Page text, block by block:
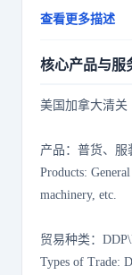
服务（不含许可
售,办公设备耗
化妆品零售,电
品销售,金属制
术品及礼仪用品
体育用品及器材
可自主依法经营
查看更多描述
核心产品与服
美国加拿大清关
产品：普货、
Products:
machinery, etc.
贸易种类：
Types of Trade: